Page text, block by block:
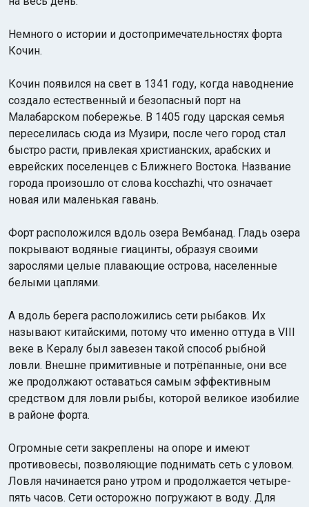
Немного о истории и достопримечательностях форта
Кочин.
Кочин появился на свет в 1341 году, когда наводнение
создало естественный и безопасный порт на
Малабарском побережье. В 1405 году царская семья
переселилась сюда из Музири, после чего город стал
быстро расти, привлекая христианских, арабских и
еврейских поселенцев с Ближнего Востока. Название
города произошло от слова kocchazhi, что означает
новая или маленькая гавань.
Форт расположился вдоль озера Вембанад. Гладь озера
покрывают водяные гиацинты, образуя своими
зарослями целые плавающие острова, населенные
белыми цаплями.
А вдоль берега расположились сети рыбаков. Их
называют китайскими, потому что именно оттуда в VIII
веке в Кералу был завезен такой способ рыбной
ловли. Внешне примитивные и потрёпанные, они все
же продолжают оставаться самым эффективным
средством для ловли рыбы, которой великое изобилие
в районе форта.
Огромные сети закреплены на опоре и имеют
противовесы, позволяющие поднимать сеть с уловом.
Ловля начинается рано утром и продолжается четыре-
пять часов. Сети осторожно погружают в воду. Для